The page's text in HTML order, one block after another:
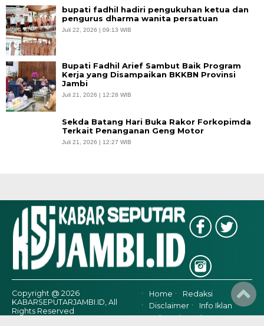
bupati fadhil hadiri pengukuhan ketua dan
pengurus dharma wanita persatuan
Juli 22, 2026 | 09:13 WIB
Bupati Fadhil Arief Sambut Baik Program
Kerja yang Disampaikan BKKBN Provinsi
Jambi
Juli 21, 2026 | 12:28 WIB
Sekda Batang Hari Buka Rakor Forkopimda
Terkait Penanganan Geng Motor
Juli 21, 2026 | 12:27 WIB
Copyright @ 2026
KABARSEPUTARJAMBI.ID, All
Rights Reserved
Home
Redaksi
Disclaimer
Info Iklan
Hubungi Kami